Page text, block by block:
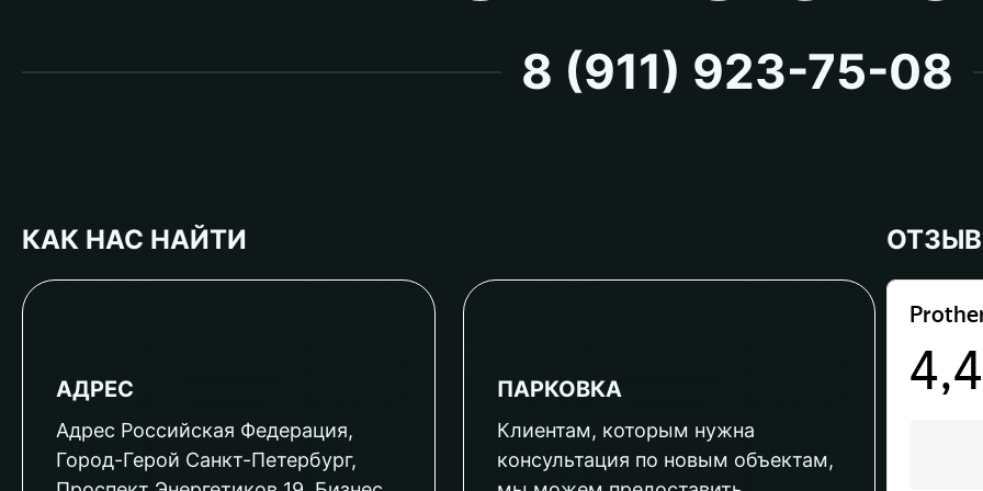
8 (911) 923-75-08
КАК НАС НАЙТИ
АДРЕС
Адрес Российская Федерация,
Город-Герой Санкт-Петербург,
ПАРКОВКА
Клиентам, которым нужна
консультация по новым объектам,